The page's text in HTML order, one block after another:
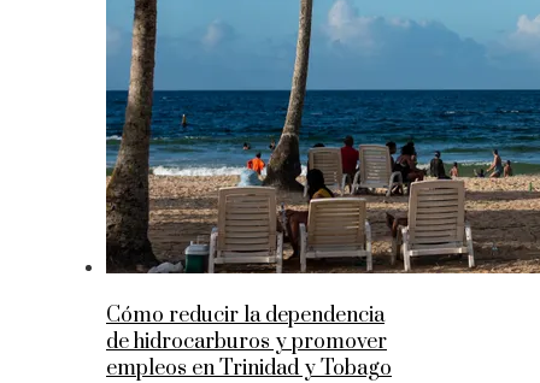
Cómo reducir la dependencia
de hidrocarburos y promover
empleos en Trinidad y Tobago